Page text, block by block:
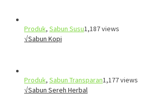
Produk, Sabun Susu1,187 views
√Sabun Kopi
Produk, Sabun Transparan1,177 views
√Sabun Sereh Herbal